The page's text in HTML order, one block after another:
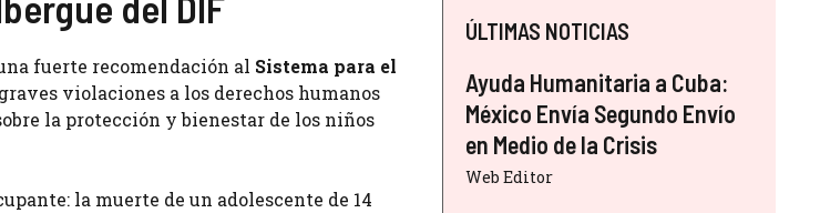
fuerte recomendación al Sistema para el
violaciones a los derechos humanos
la protección y bienestar de los niños
la muerte de un adolescente de 14
ÚLTIMAS NOTICIAS
Ayuda Humanitaria a Cuba:
México Envía Segundo Envío
en Medio de la Crisis
Web Editor